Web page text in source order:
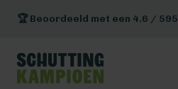
🏆 Beoordeeld met een 4.6 / 595